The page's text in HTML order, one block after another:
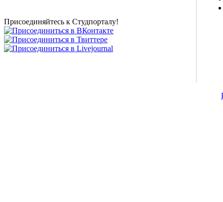
Присоединяйтесь к Студпорталу!